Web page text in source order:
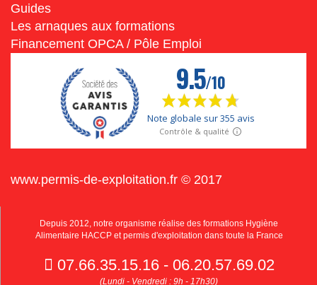
Guides
Les arnaques aux formations
Financement OPCA / Pôle Emploi
www.permis-de-exploitation.fr © 2017
Depuis 2012, notre organisme réalise des formations Hygiène
Alimentaire HACCP et permis d'exploitation dans toute la France
07.66.35.15.16 - 06.20.57.69.02
(Lundi - Vendredi : 9h - 17h30)